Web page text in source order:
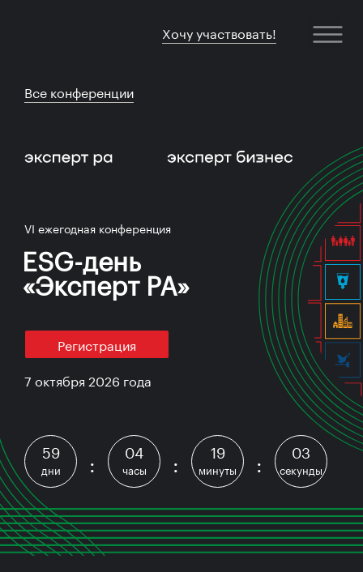
Хочу участвовать!
VI ежегодная конференция
ESG-день
«Эксперт РА»
Регистрация
7 октября 2026 года
Все конференции
59
дни : 04
часы : 19
минуты : 02
секунды